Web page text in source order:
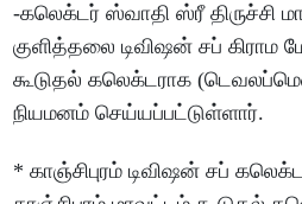
-கலெக்டர் ஸ்வாதி ஸ்ரீ திருச்சி
குளித்தலை டிவிஷன் சப் கிராம
கூடுதல் கலெக்டராக
நியமனம் செய்யப்பட்டுள்ளார்.
* காஞ்சிபுரம் டிவிஷன் சப்